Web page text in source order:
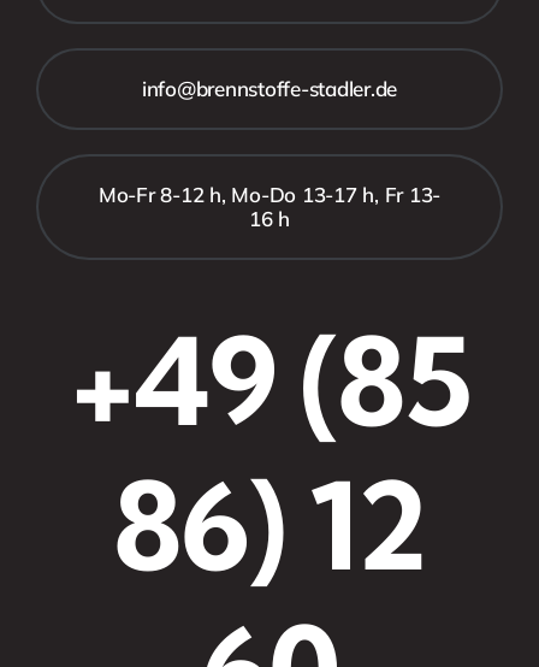
info@brennstoffe-stadler.de
Mo-Fr 8-12 h, Mo-Do 13-17 h, Fr 13-
16 h
+49 (85
86) 12